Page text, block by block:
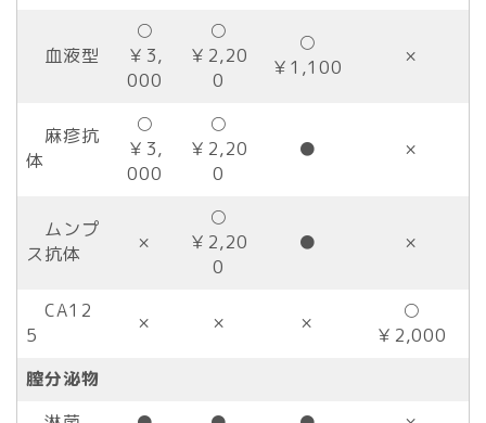
血液型
○
￥3,
000
○
￥2,20
0
○
￥1,100
×
麻疹抗
体
○
￥3,
000
○
￥2,20
0
● ×
ムンプ
ス抗体
×
○
￥2,20
0
● ×
CA12
5
× × ×
○
￥2,000
膣分泌物